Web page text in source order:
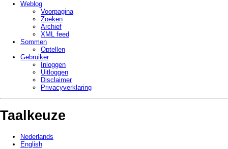
Weblog
Voorpagina
Zoeken
Archief
XML feed
Sommen
Optellen
Gebruiker
Inloggen
Uitloggen
Disclaimer
Privacy­verklaring
Taalkeuze
Nederlands
English